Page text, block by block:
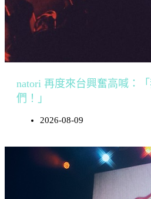
natori 再度來台興奮高喊：
們！」
2026-08-09